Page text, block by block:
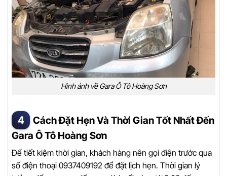
Hình ảnh về Gara Ô Tô Hoàng Sơn
Cách Đặt Hẹn Và Thời Gian Tốt Nhất Đến
Gara Ô Tô Hoàng Sơn
Để tiết kiệm thời gian, khách hàng nên gọi điện trước qua
số điện thoại 0937409192 để đặt lịch hẹn. Thời gian lý